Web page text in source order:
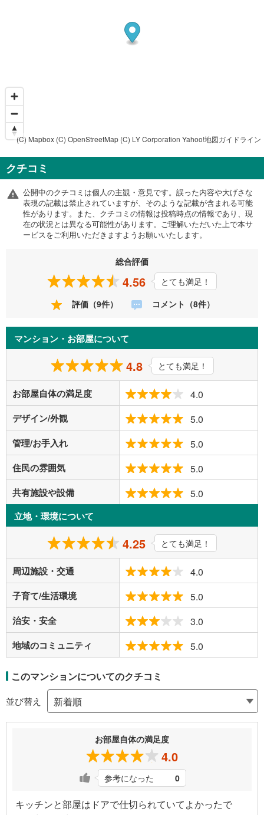
(C) Mapbox (C) OpenStreetMap (C) LY Corporation Yahoo!地図ガイドライン
クチコミ
公開中のクチコミは個人の主観・意見です。誤った内容や大げさな
表現の記載は禁止されていますが、そのような記載が含まれる可能
性があります。また、クチコミの情報は投稿時点の情報であり、現
在の状況とは異なる可能性があります。ご理解いただいた上で本サ
ービスをご利用いただきますようお願いいたします。
総合評価
4.56
とても満足！
評価（9件）
コメント（8件）
マンション・お部屋について
4.8 とても満足！
お部屋自体の満足度 4.0
デザイン/外観 5.0
管理/お手入れ 5.0
住民の雰囲気 5.0
共有施設や設備 5.0
立地・環境について
4.25 とても満足！
周辺施設・交通 4.0
子育て/生活環境 5.0
治安・安全 3.0
地域のコミュニティ 5.0
このマンションについてのクチコミ
並び替え
お部屋自体の満足度
4.0
参考になった 0
キッチンと部屋はドアで仕切られていてよかったで